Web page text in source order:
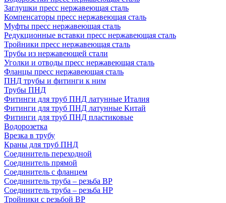
Заглушки пресс нержавеющая сталь
Компенсаторы пресс нержавеющая сталь
Муфты пресс нержавеющая сталь
Редукционные вставки пресс нержавеющая сталь
Тройники пресс нержавеющая сталь
Трубы из нержавеющей стали
Уголки и отводы пресс нержавеющая сталь
Фланцы пресс нержавеющая сталь
ПНД трубы и фитинги к ним
Трубы ПНД
Фитинги для труб ПНД латунные Италия
Фитинги для труб ПНД латунные Китай
Фитинги для труб ПНД пластиковые
Водорозетка
Врезка в трубу
Краны для труб ПНД
Соединитель переходной
Соединитель прямой
Соединитель с фланцем
Соединитель труба – резьба ВР
Соединитель труба – резьба НР
Тройники с резьбой ВР